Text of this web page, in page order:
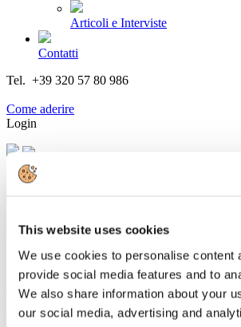
This website uses cookies
We use cookies to personalise content
provide social media features and to
We also share information about your
our social media, advertising and
Articoli e Interviste
Contatti
Tel. +39 320 57 80 986
Come aderire
Login
Cerca...
Congressi medici,
Associazione Italiana
Alberghi siglano il